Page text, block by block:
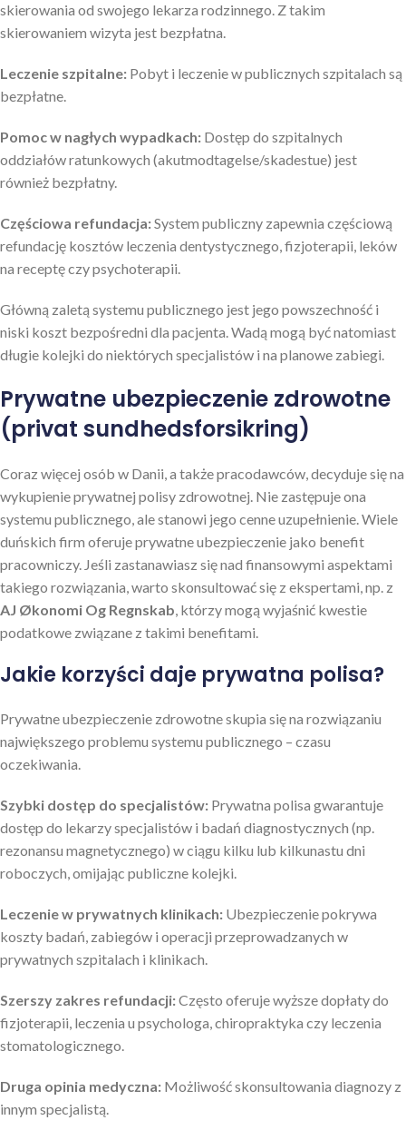
skierowania od swojego lekarza rodzinnego. Z takim
skierowaniem wizyta jest bezpłatna.
Leczenie szpitalne: Pobyt i leczenie w publicznych szpitalach są
bezpłatne.
Pomoc w nagłych wypadkach: Dostęp do szpitalnych
oddziałów ratunkowych (akutmodtagelse/skadestue) jest
również bezpłatny.
Częściowa refundacja:System publiczny zapewnia częściową
refundację kosztów leczenia dentystycznego, fizjoterapii, leków
na receptę czy psychoterapii.
Główną zaletą systemu publicznego jest jego powszechność i
niski koszt bezpośredni dla pacjenta. Wadą mogą być natomiast
długie kolejki do niektórych specjalistów i na planowe zabiegi.
Prywatne ubezpieczenie zdrowotne
(privat sundhedsforsikring)
Coraz więcej osób w Danii, a także pracodawców, decyduje się na
wykupienie prywatnej polisy zdrowotnej. Nie zastępuje ona
systemu publicznego, ale stanowi jego cenne uzupełnienie. Wiele
duńskich firm oferuje prywatne ubezpieczenie jako benefit
pracowniczy. Jeśli zastanawiasz się nad finansowymi aspektami
takiego rozwiązania, warto skonsultować się z ekspertami, np. z
AJ Økonomi Og Regnskab, którzy mogą wyjaśnić kwestie
podatkowe związane z takimi benefitami.
Jakie korzyści daje prywatna polisa?
Prywatne ubezpieczenie zdrowotne skupia się na rozwiązaniu
największego problemu systemu publicznego – czasu
oczekiwania.
Szybki dostęp do specjalistów: Prywatna polisa gwarantuje
dostęp do lekarzy specjalistów i badań diagnostycznych (np.
rezonansu magnetycznego) w ciągu kilku lub kilkunastu dni
roboczych, omijając publiczne kolejki.
Leczenie w prywatnych klinikach: Ubezpieczenie pokrywa
koszty badań, zabiegów i operacji przeprowadzanych w
prywatnych szpitalach i klinikach.
Szerszy zakres refundacji:Często oferuje wyższe dopłaty do
fizjoterapii, leczenia u psychologa, chiropraktyka czy leczenia
stomatologicznego.
Druga opinia medyczna: Możliwość skonsultowania diagnozy z
innym specjalistą.